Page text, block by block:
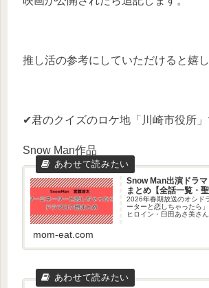
推し活の参考にしていただけると嬉し
✔君のクイズのロケ地「川崎市役所
Snow Man作品
Snow Man出演ドラ
まとめ【全話一覧・
2026年春期放送のオシド
ーターと恋しちゃったら
ヒロイン・臼田あさ美さ
mom-eat.com